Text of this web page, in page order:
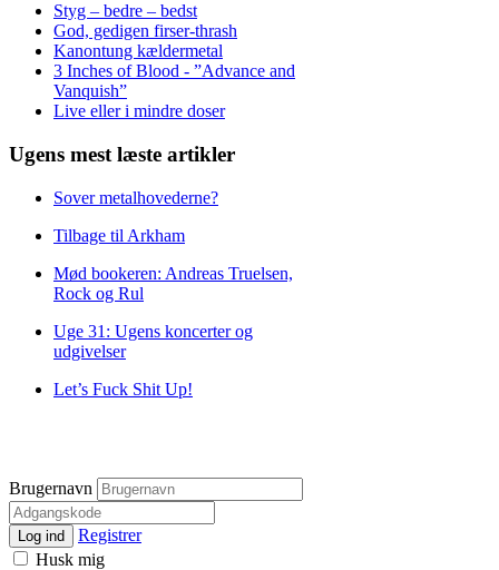
Styg – bedre – bedst
God, gedigen firser-thrash
Kanontung kældermetal
3 Inches of Blood - ”Advance and
Vanquish”
Live eller i mindre doser
Ugens mest læste artikler
Sover metalhovederne?
Tilbage til Arkham
Mød bookeren: Andreas Truelsen,
Rock og Rul
Uge 31: Ugens koncerter og
udgivelser
Let’s Fuck Shit Up!
Brugernavn
Log ind
Registrer
Husk mig